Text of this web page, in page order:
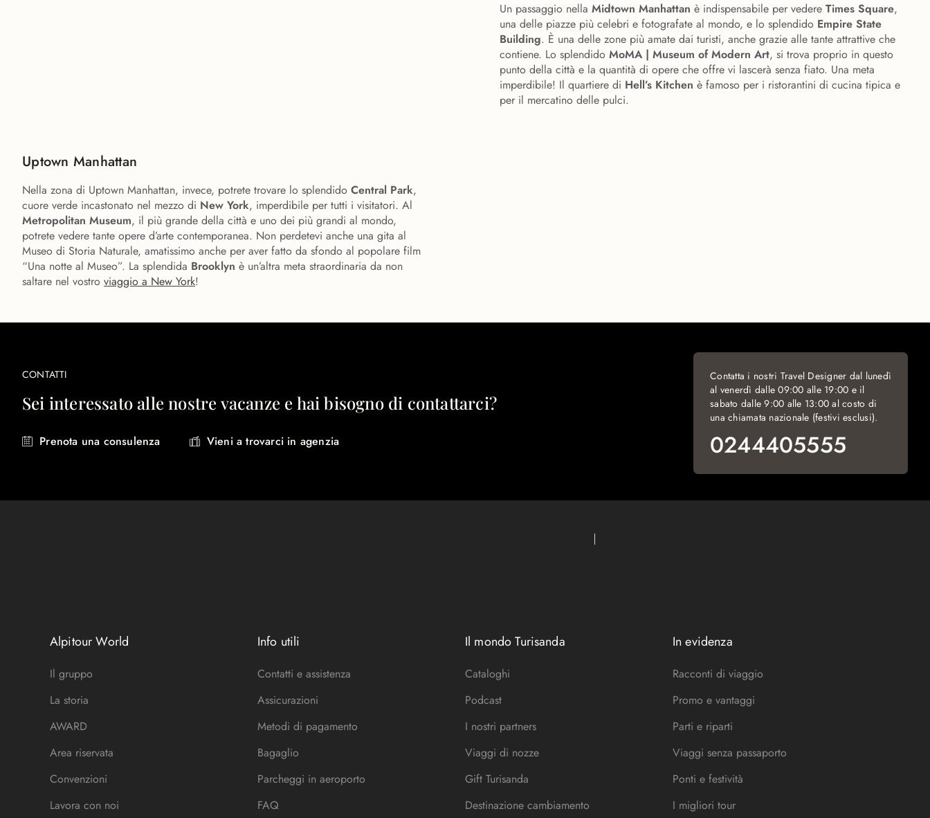
Un passaggio nella Midtown Manhattan è indispensabile per vedere Times Square,
una delle piazze più celebri e fotografate al mondo, e lo splendido Empire State
Building. È una delle zone più amate dai turisti, anche grazie alle tante attrattive che
contiene. Lo splendido MoMA | Museum of Modern Art, si trova proprio in questo
punto della città e la quantità di opere che offre vi lascerà senza fiato. Una meta
imperdibile! Il quartiere di Hell’s Kitchen è famoso per i ristorantini di cucina tipica e
per il mercatino delle pulci.
Uptown Manhattan
Nella zona di Uptown Manhattan, invece, potrete trovare lo splendido Central Park,
cuore verde incastonato nel mezzo di New York, imperdibile per tutti i visitatori. Al
Metropolitan Museum, il più grande della città e uno dei più grandi al mondo,
potrete vedere tante opere d’arte contemporanea. Non perdetevi anche una gita al
Museo di Storia Naturale, amatissimo anche per aver fatto da sfondo al popolare film
“Una notte al Museo”. La splendida Brooklyn è un’altra meta straordinaria da non
saltare nel vostro viaggio a New York!
CONTATTI
Sei interessato alle nostre vacanze e hai bisogno di contattarci?
Prenota una consulenza Vieni a trovarci in agenzia
Contatta i nostri Travel Designer dal lunedì
al venerdì dalle 09:00 alle 19:00 e il
sabato dalle 9:00 alle 13:00 al costo di
una chiamata nazionale (festivi esclusi).
0244405555
Alpitour World
Il gruppo
La storia
AWARD
Area riservata
Convenzioni
Lavora con noi
Info utili
Contatti e assistenza
Assicurazioni
Metodi di pagamento
Bagaglio
Parcheggi in aeroporto
FAQ
Il mondo Turisanda
Cataloghi
Podcast
I nostri partners
Viaggi di nozze
Gift Turisanda
Destinazione cambiamento
In evidenza
Racconti di viaggio
Promo e vantaggi
Parti e riparti
Viaggi senza passaporto
Ponti e festività
I migliori tour